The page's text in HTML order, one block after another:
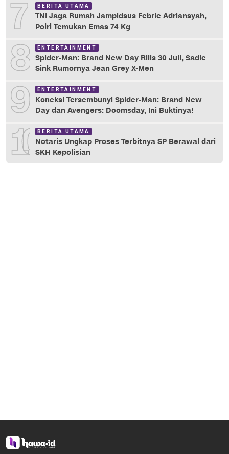
7 BERITA UTAMA
TNI Jaga Rumah Jampidsus Febrie Adriansyah,
Polri Temukan Emas 74 Kg
8 ENTERTAINMENT
Spider-Man: Brand New Day Rilis 30 Juli, Sadie
Sink Rumornya Jean Grey X-Men
9 ENTERTAINMENT
Koneksi Tersembunyi Spider-Man: Brand New
Day dan Avengers: Doomsday, Ini Buktinya!
10 BERITA UTAMA
Notaris Ungkap Proses Terbitnya SP Berawal dari
SKH Kepolisian